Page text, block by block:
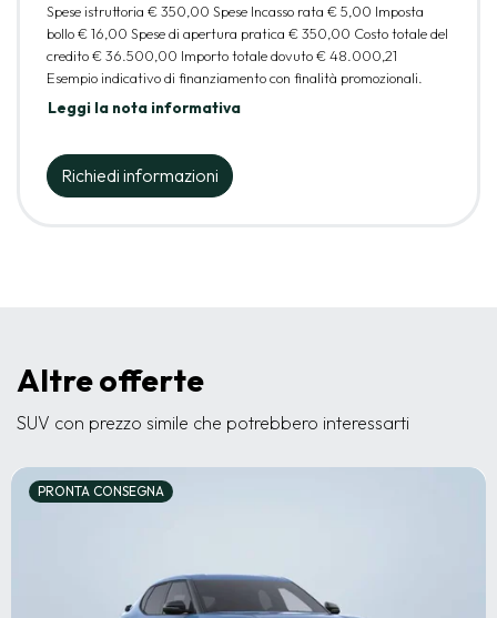
Spese istruttoria € 350,00 Spese Incasso rata € 5,00 Imposta
bollo€ 16,00 Spese di apertura pratica € 350,00 Costo totale del
credito€ 36.500,00 Importo totale dovuto€ 48.000,21
Esempio indicativo di finanziamento con finalità promozionali.
Leggi la nota informativa
Richiedi informazioni
Altre offerte
SUV con prezzo simile che potrebbero interessarti
PRONTA CONSEGNA